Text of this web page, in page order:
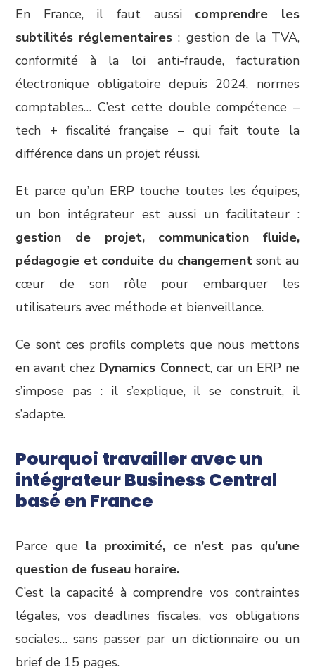
En France, il faut aussi comprendre les
subtilités réglementaires : gestion de la TVA,
conformité à la loi anti-fraude, facturation
électronique obligatoire depuis 2024, normes
comptables… C’est cette double compétence –
tech + fiscalité française – qui fait toute la
différence dans un projet réussi.
Et parce qu’un ERP touche toutes les équipes,
un bon intégrateur est aussi un facilitateur :
gestion de projet, communication fluide,
pédagogie et conduite du changementsont au
cœur de son rôle pour embarquer les
utilisateurs avec méthode et bienveillance.
Ce sont ces profils complets que nous mettons
en avant chez Dynamics Connect, car un ERP ne
s’impose pas : il s’explique, il se construit, il
s’adapte.
Pourquoi travailler avec un
intégrateur Business Central
basé en France
Parce que la proximité, ce n’est pas qu’une
question de fuseau horaire.
C’est la capacité à comprendre vos contraintes
légales, vos deadlines fiscales, vos obligations
sociales… sans passer par un dictionnaire ou un
brief de 15 pages.